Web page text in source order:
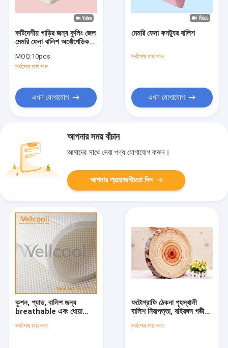
কটিদেশীয় গাড়ির জন্য কুলিং জেল
মেমরি ফেনা বালিশ অর্থোপেডিক
MOQ:10pcs
সর্বশেষ দাম পান
এখন যোগাযোগ
মেমরি ফেনা কনট্যুর বালিশ
সর্বশেষ দাম পান
এখন যোগাযোগ
আপনার সময় বাঁচান
আমাদের সাথে সেরা পণ্য যোগাযোগ করুন।
আপনার প্রয়োজনীয়তা দিন
কুশন, প্যাড, বালিশ জন্য
breathable এবং ধোয়া
সর্বশেষ দাম পান
ফটোগ্রাফি ঠেকনা গৃহস্থালী
বালিশ নিরাপত্তা, বহিরঙ্গন গভীর
সর্বশেষ দাম পান